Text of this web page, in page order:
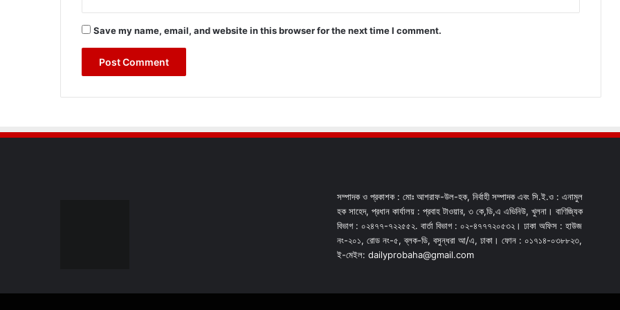
Save my name, email, and website in this browser for the next time I comment.
সম্পাদক ও প্রকাশক : মোঃ আশরাফ-উল-হক, নির্বাহী সম্পাদক এবং সি.ই.ও : এনামুল
হক সাহেদ, প্রধান কার্যালয় : প্রবাহ টাওয়ার, ৩ কে,ডি,এ এভিনিউ, খুলনা। বাণিজ্যিক
বিভাগ : ০২৪৭৭-৭২২৫৫২. বার্তা বিভাগ : ০২-৪৭৭৭২০৫৩২। ঢাকা অফিস : হাউজ
নং-২০১, রোড নং-৫, ব্লক-ডি, বসুন্ধরা আ/এ, ঢাকা। ফোন : ০১৭১৪-০৩৮৮২৩,
ই-মেইল: dailyprobaha@gmail.com